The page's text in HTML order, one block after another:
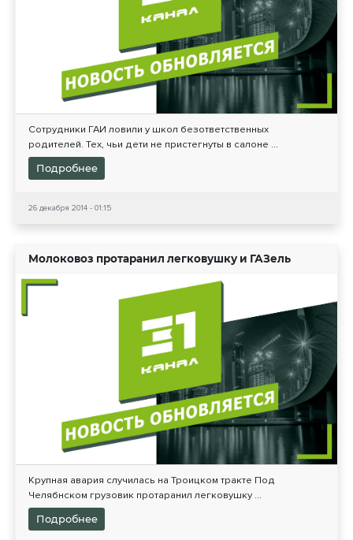
Сотрудники ГАИ ловили у школ безответственных
родителей. Тех, чьи дети не пристегнуты в салоне ...
Подробнее
26 декабря 2014 - 01:15
Молоковоз протаранил легковушку и ГАЗель
Крупная авария случилась на Троицком тракте Под
Челябнском грузовик протаранил легковушку ...
Подробнее